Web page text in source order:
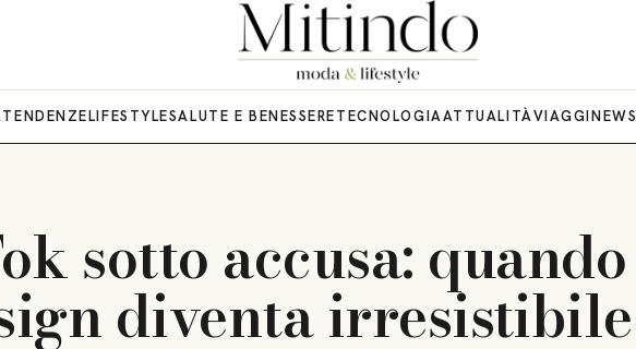
TENDENZELIFESTYLESALUTE E BENESSERETECNOLOGIAATTUALITÀVIAGGINEWS
sotto accusa: quando
diventa irresistibile